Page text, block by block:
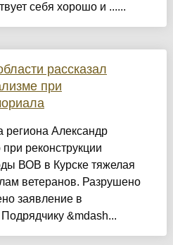
себя хорошо и ......
рассказал
при
региона Александр
реконструкции
ВОВ в Курске тяжелая
ветеранов. Разрушено
заявление в
&mdash...